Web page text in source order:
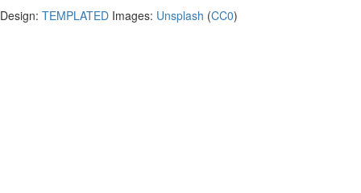
Design: TEMPLATED Images: Unsplash (CC0)